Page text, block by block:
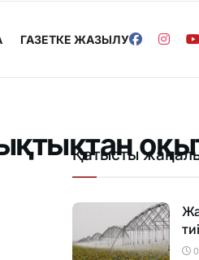
ГАЗЕТКЕ ЖАЗЫЛУ
Қатысты